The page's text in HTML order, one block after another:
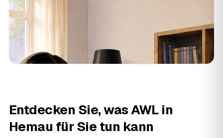
Entdecken Sie, was AWL in
Hemau für Sie tun kann